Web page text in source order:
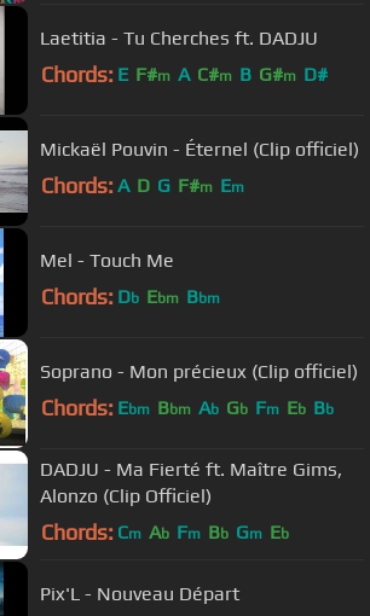
Laetitia - Tu Cherches ft. DADJU
Chords: E F#m A C#m B G#m D#
Mickaël Pouvin - Éternel (Clip officiel)
Chords: A D G F#m Em
Mel - Touch Me
Chords: Db Ebm Bbm
Soprano - Mon précieux (Clip officiel)
Chords: Ebm Bbm Ab Gb Fm Eb Bb
DADJU - Ma Fierté ft. Maître Gims,
Alonzo (Clip Officiel)
Chords: Cm Ab Fm Bb Gm Eb
Pix'L - Nouveau Départ